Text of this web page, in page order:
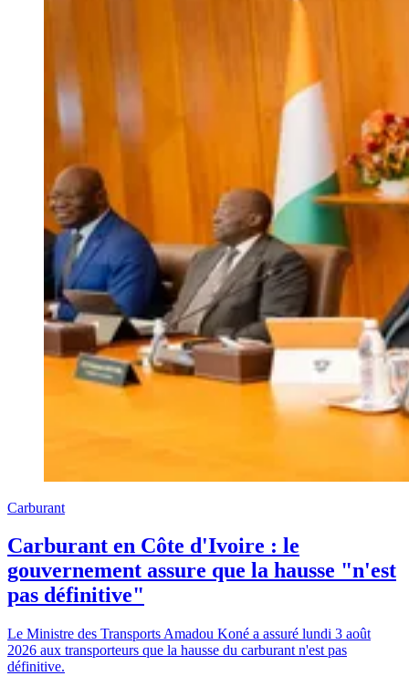
Carburant
Carburant en Côte d'Ivoire : le
gouvernement assure que la hausse "n'est
pas définitive"
Le Ministre des Transports Amadou Koné a assuré lundi 3 août
2026 aux transporteurs que la hausse du carburant n'est pas
définitive.